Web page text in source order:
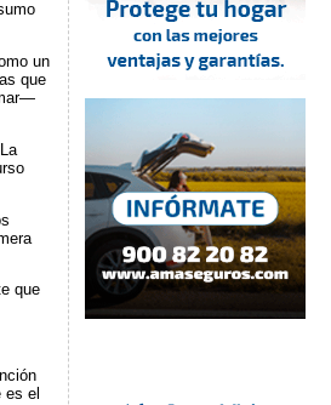
un
que
que
el